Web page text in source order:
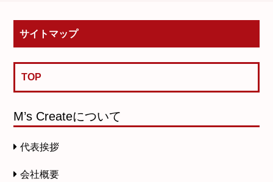
サイトマップ
TOP
M’s Createについて
代表挨拶
会社概要